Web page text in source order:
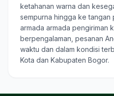
ketahanan warna dan
sempurna hingga ke tangan
armada armada pengiriman
berpengalaman, pesanan
waktu dan dalam kondisi
Kota dan Kabupaten Bogor.